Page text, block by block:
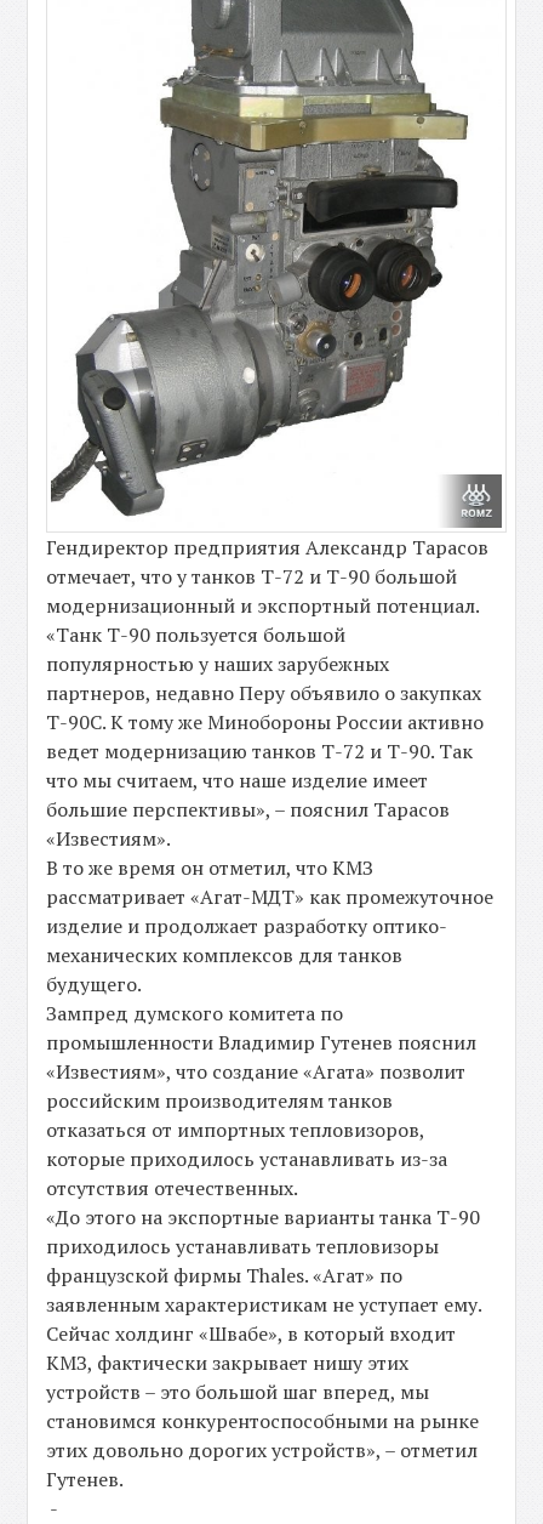
Гендиректор предприятия Александр Тарасов
отмечает, что у танков Т-72 и Т-90 большой
модернизационный и экспортный потенциал.
«Танк Т-90 пользуется большой
популярностью у наших зарубежных
партнеров, недавно Перу объявило о закупках
Т-90С. К тому же Минобороны России активно
ведет модернизацию танков Т-72 и Т-90. Так
что мы считаем, что наше изделие имеет
большие перспективы», – пояснил Тарасов
«Известиям».
В то же время он отметил, что КМЗ
рассматривает «Агат-МДТ» как промежуточное
изделие и продолжает разработку оптико-
механических комплексов для танков
будущего.
Зампред думского комитета по
промышленности Владимир Гутенев пояснил
«Известиям», что создание «Агата» позволит
российским производителям танков
отказаться от импортных тепловизоров,
которые приходилось устанавливать из-за
отсутствия отечественных.
«До этого на экспортные варианты танка Т-90
приходилось устанавливать тепловизоры
французской фирмы Thales. «Агат» по
заявленным характеристикам не уступает ему.
Сейчас холдинг «Швабе», в который входит
КМЗ, фактически закрывает нишу этих
устройств – это большой шаг вперед, мы
становимся конкурентоспособными на рынке
этих довольно дорогих устройств», – отметил
Гутенев.
-